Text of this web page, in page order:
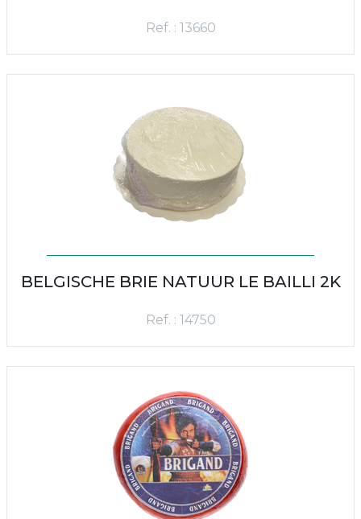
Ref. : 13660
BELGISCHE BRIE NATUUR LE BAILLI 2K
Ref. : 14750